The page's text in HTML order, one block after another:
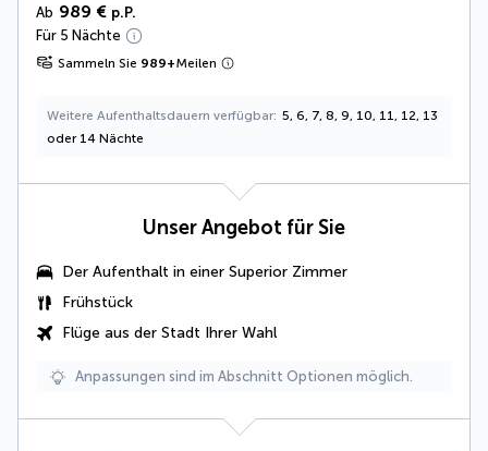
Ab 989 € p.P.
Für 5 Nächte
Sammeln Sie 989+Meilen
Weitere Aufenthaltsdauern verfügbar 5, 6, 7, 8, 9, 10, 11, 12, 13
oder 14 Nächte
Unser Angebot für Sie
Der Aufenthalt in einer Superior Zimmer
Frühstück
Flüge aus der Stadt Ihrer Wahl
Anpassungen sind im Abschnitt Optionen möglich.